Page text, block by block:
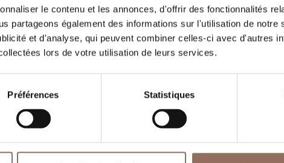
le contenu et les annonces, d'offrir des fonctionnalités
partageons également des informations sur l'utilisation de notre
et d'analyse, qui peuvent combiner celles-ci avec d'autres
lors de votre utilisation de leurs services.
Préférences Statistiques
faire et visiter dans chaque coin de Langhe
un œil sur la météo en temps réel